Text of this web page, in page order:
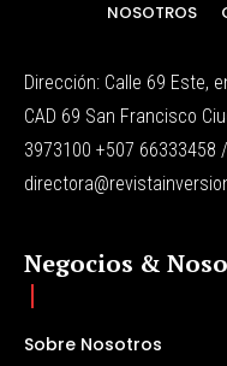
NOSOTROS
Dirección: Calle 69 Este,
CAD 69 San Francisco
3973100 +507
Negocios &
Sobre Nosotros